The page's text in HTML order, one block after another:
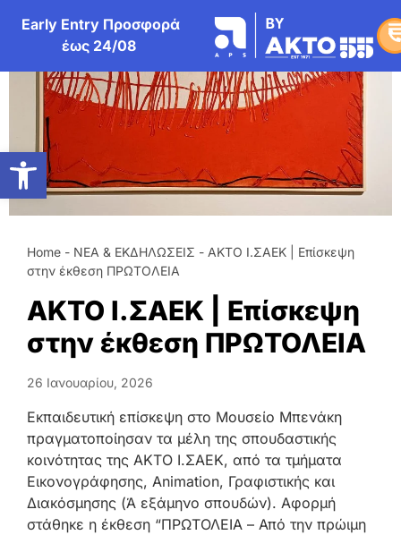
Ανοίξτε τη γραμμή εργαλείων
περιεχόμενο
Early Entry Προσφορά
έως 24/08
Home - ΝΕΑ & ΕΚΔΗΛΩΣΕΙΣ - ΑΚΤΟ Ι.ΣΑΕΚ | Επίσκεψη
στην έκθεση ΠΡΩΤΟΛΕΙΑ
ΑΚΤΟ Ι.ΣΑΕΚ | Επίσκεψη
στην έκθεση ΠΡΩΤΟΛΕΙΑ
26 Ιανουαρίου, 2026
Εκπαιδευτική επίσκεψη στο Μουσείο Μπενάκη
πραγματοποίησαν τα μέλη της σπουδαστικής
κοινότητας της ΑΚΤΟ Ι.ΣΑΕΚ, από τα τμήματα
Εικονογράφησης, Animation, Γραφιστικής και
Διακόσμησης (Ά εξάμηνο σπουδών). Αφορμή
στάθηκε η έκθεση “ΠΡΩΤΟΛΕΙΑ – Από την πρώιμη